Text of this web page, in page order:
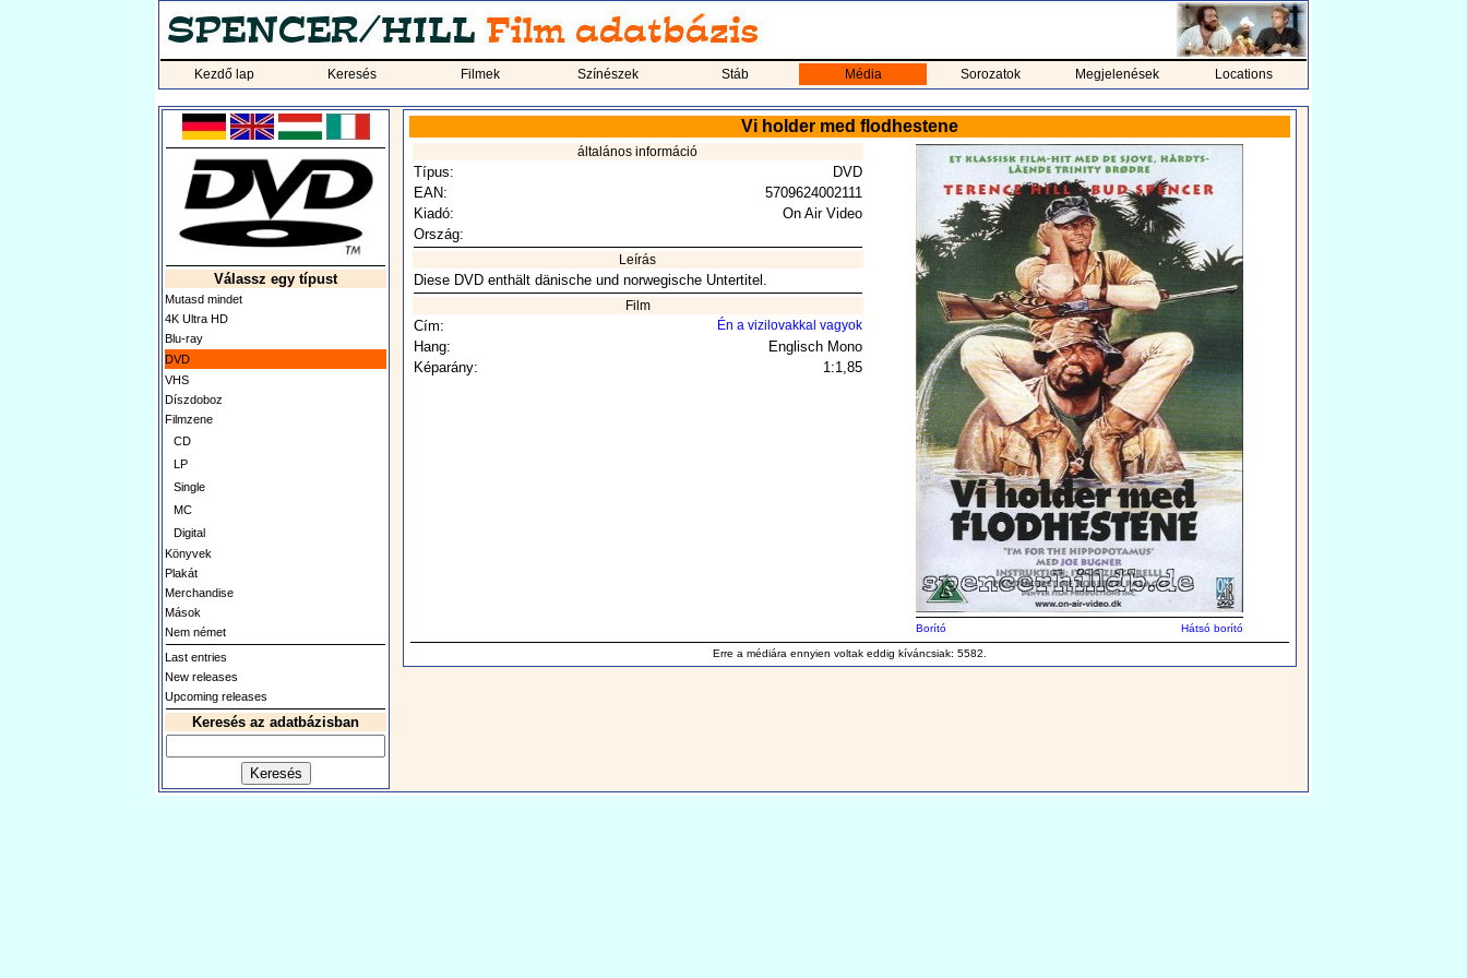
Kezdő lap Keresés Filmek Színészek Stáb Média Sorozatok Megjelenések Locations
Válassz egy típust
Mutasd mindet
4K Ultra HD
Blu-ray
DVD
VHS
Díszdoboz
Filmzene
CD
LP
Single
MC
Digital
Könyvek
Plakát
Merchandise
Mások
Nem német
Last entries
New releases
Upcoming releases
Keresés az adatbázisban
Vi holder med flodhestene
általános információ
Típus:
DVD
EAN:
5709624002111
Kiadó:
On Air Video
Ország:
Leírás
Diese DVD enthält dänische und norwegische Untertitel.
Film
Cím: Én a vizilovakkal vagyok
Hang:
Englisch Mono
Képarány:
1:1,85
Borító Hátsó borító
Erre a médiára ennyien voltak eddig kíváncsiak: 5582.